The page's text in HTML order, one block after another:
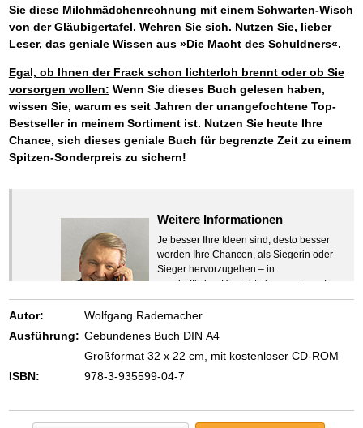
Sie diese Milchmädchenrechnung mit einem Schwarten-Wisch
von der Gläubigertafel. Wehren Sie sich. Nutzen Sie, lieber
Leser, das geniale Wissen aus »Die Macht des Schuldners«.
Egal, ob Ihnen der Frack schon lichterloh brennt oder ob Sie
vorsorgen wollen: Wenn Sie dieses Buch gelesen haben,
wissen Sie, warum es seit Jahren der unangefochtene Top-
Bestseller in meinem Sortiment ist. Nutzen Sie heute Ihre
Chance, sich dieses geniale Buch für begrenzte Zeit zu einem
Spitzen-Sonderpreis zu sichern!
Weitere Informationen
Je besser Ihre Ideen sind, desto besser
werden Ihre Chancen, als Siegerin oder
Sieger hervorzugehen – in
geschäftlicher Hinsicht ebenso wie auf
beruflichem oder privatem Gebiet. Denn
eins ist todsicher:
Zeigen Sie mit der Maus hierhin, um
Autor:
Wolfgang Rademacher
Ausführung: Gebundenes Buch DIN A4
Großformat 32 x 22 cm, mit kostenloser CD-ROM
ISBN:
978-3-935599-04-7